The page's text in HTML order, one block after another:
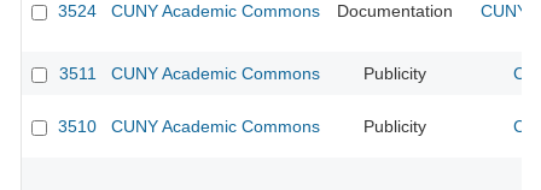
3524 CUNY Academic Commons Documentation CUNY
3511 CUNY Academic Commons Publicity
3510 CUNY Academic Commons Publicity